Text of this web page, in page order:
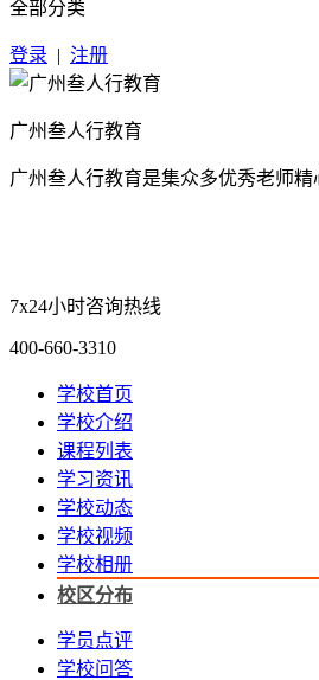
全部分类
登录 | 注册
广州叁人行教育
广州叁人行教育是集众多优秀老师
7x24小时咨询热线
400-660-3310
学校首页
学校介绍
课程列表
学习资讯
学校动态
学校视频
学校相册
校区分布
学员点评
学校问答